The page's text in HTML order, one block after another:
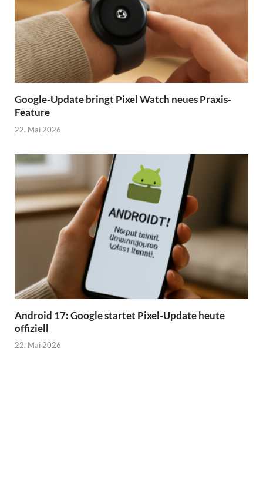
Google-Update bringt Pixel Watch neues Praxis-
Feature
22. Mai 2026
Android 17: Google startet Pixel-Update heute
offiziell
22. Mai 2026